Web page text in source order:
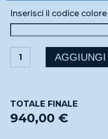
Inserisci il codice
ABBRACCIO
quantità
TOTALE FINALE
940,00 €